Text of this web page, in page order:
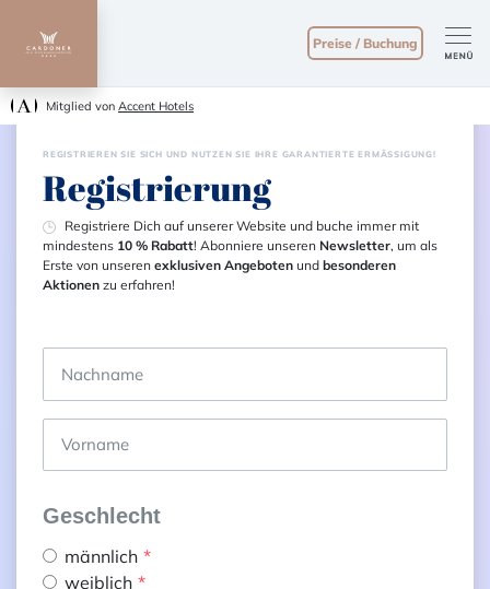
Mitglied von Accent Hotels
Preise / Buchung
REGISTRIEREN SIE SICH UND NUTZEN SIE IHRE GARANTIERTE ERMÄSSIGUNG!
Registrierung
Registriere Dich auf unserer Website und buche immer mit
mindestens 10 % Rabatt! Abonniere unseren Newsletter, um als
Erste von unseren exklusiven Angeboten und besonderen
Aktionen zu erfahren!
Geschlecht
männlich
weiblich